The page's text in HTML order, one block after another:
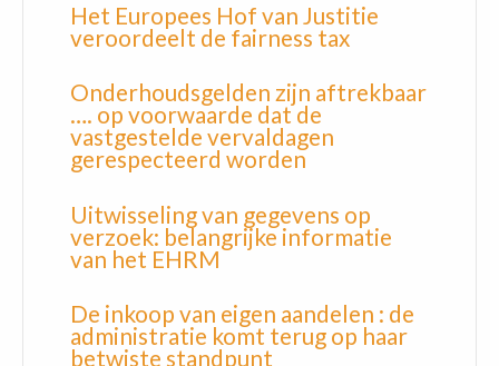
Het Europees Hof van Justitie
veroordeelt de fairness tax
Onderhoudsgelden zijn aftrekbaar
…. op voorwaarde dat de
vastgestelde vervaldagen
gerespecteerd worden
Uitwisseling van gegevens op
verzoek: belangrijke informatie
van het EHRM
De inkoop van eigen aandelen : de
administratie komt terug op haar
betwiste standpunt